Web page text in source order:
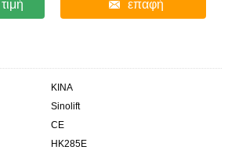
επαφή
ΚΙΝΑ
Sinolift
CE
HK285E